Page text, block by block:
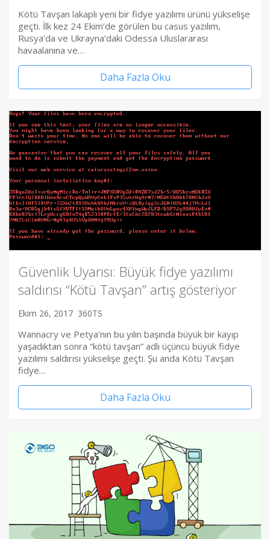
Kötü Tavşan lakaplı yeni bir fidye yazılımı ürünü yükselişe
geçti. İlk kez 24 Ekim’de görülen bu casus yazılım,
Rusya’da ve Ukrayna’daki Odessa Uluslararası
havaalanına ve…
Daha Fazla Oku
Güvenlik Uyarısı: Büyük fidye yazılımı
saldırısı “Kötü Tavşan” artış gösteriyor
Ekim 26, 2017 360TS
Wannacry ve Petya’nın bu yılın başında büyük bir kayıp
yaşadıktan sonra “kötü tavşan” adlı üçüncü büyük fidye
yazılımı saldırısı yükselişe geçti. Şu anda Kötü Tavşan
fidye…
Daha Fazla Oku